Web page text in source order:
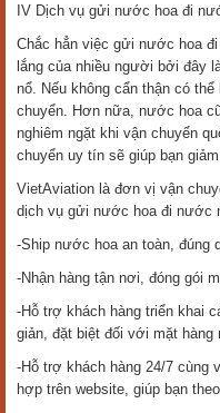
IV Dịch vụ gửi nước hoa đi
Chắc hẳn việc gửi nước hoa
lắng của nhiều người bởi đây
nổ. Nếu không cẩn thận có
chuyển. Hơn nữa, nước hoa
nghiêm ngặt khi vận chuyển
chuyển uy tín sẽ giúp bạn
VietAviation là đơn vị vận
dịch vụ gửi nước hoa đi nước
-Ship nước hoa an toàn, đúng
-Nhận hàng tận nơi, đóng gói
-Hỗ trợ khách hàng triển khai
giản, đặt biệt đối với mặt hàng
-Hỗ trợ khách hàng 24/7
hợp trên website, giúp bạn